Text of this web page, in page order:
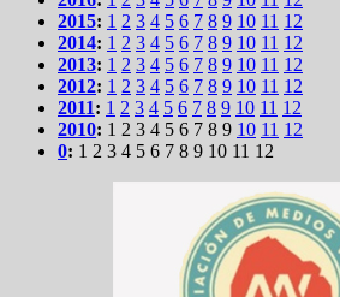
2015: 1 2 3 4 5 6 7 8 9 10 11 12
2014: 1 2 3 4 5 6 7 8 9 10 11 12
2013: 1 2 3 4 5 6 7 8 9 10 11 12
2012: 1 2 3 4 5 6 7 8 9 10 11 12
2011: 1 2 3 4 5 6 7 8 9 10 11 12
2010: 1 2 3 4 5 6 7 8 9 10 11 12
0: 1 2 3 4 5 6 7 8 9 10 11 12